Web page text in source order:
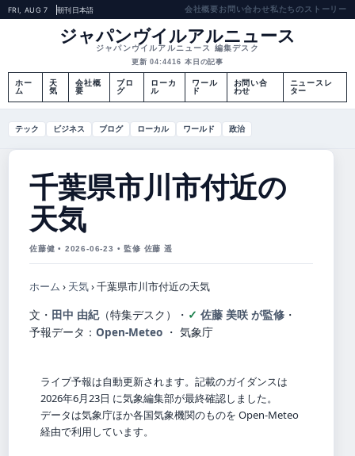
FRI, AUG 7 朝刊日本語 会社概要お問い合わせ私たちのストーリー
ジャパンヴイルアルニュース
ジャパンヴイルアルニュース 編集デスク
更新 04:4416 本日の記事
ホー
ム
天
気
会社概
要
ブロ
グ
ローカ
ル
ワール
ド
お問い合
わせ
ニュースレ
ター
テック ビジネス ブログ ローカル ワールド 政治
千葉県市川市付近の
天気
佐藤健 • 2026-06-23 • 監修 佐藤 遥
ホーム › 天気›千葉県市川市付近の天気
文・ 田中 由紀（特集デスク） ・ 佐藤 美咲 が監修 ・
予報データ： Open-Meteo ・ 気象庁
ライブ予報は自動更新されます。記載のガイダンスは
2026年6月23日 に気象編集部が最終確認しました。
データは気象庁ほか各国気象機関のものを Open-Meteo
経由で利用しています。